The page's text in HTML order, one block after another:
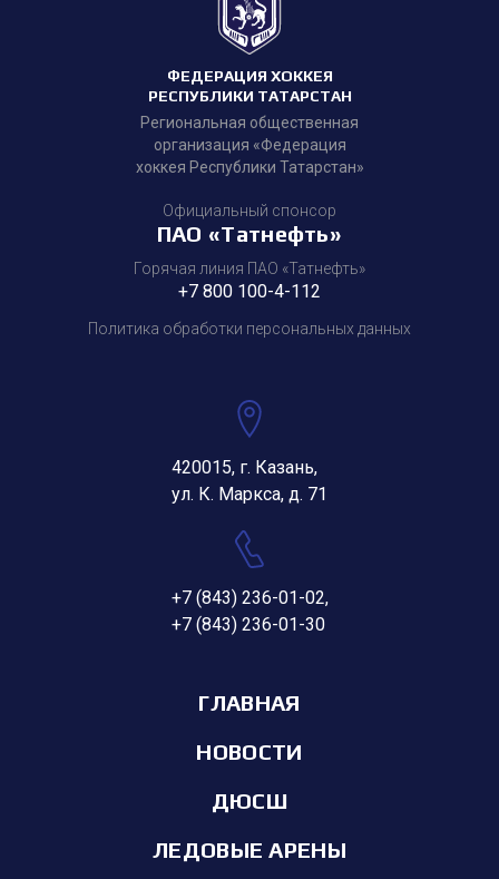
ФЕДЕРАЦИЯ ХОККЕЯ
РЕСПУБЛИКИ ТАТАРСТАН
Региональная общественная
организация «Федерация
хоккея Республики Татарстан»
Официальный спонсор
ПАО «Татнефть»
Горячая линия ПАО «Татнефть»
+7 800 100-4-112
Политика обработки персональных данных
420015, г. Казань,
ул. К. Маркса, д. 71
+7 (843) 236-01-02,
+7 (843) 236-01-30
ГЛАВНАЯ
НОВОСТИ
ДЮСШ
ЛЕДОВЫЕ АРЕНЫ